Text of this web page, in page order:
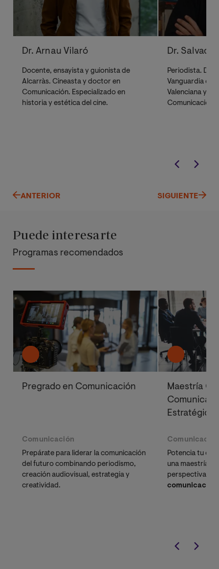
Dr. Arnau Vilaró
Docente, ensayista y guionista de
Alcarràs. Cineasta y doctor en
Comunicación. Especializado en
historia y estética del cine.
Dr.
Periodista.
Vanguardia en
Valenciana y
Comunicación
ANTERIOR SIGUIENTE
Puede interesarte
Programas recomendados
Pregrado en Comunicación
Comunicación
Prepárate para liderar la comunicación
del futuro combinando periodismo,
creación audiovisual, estrategia y
creatividad.
Maestría
Estratégica
Comunicación
Potencia tu
una maestría
perspectiva